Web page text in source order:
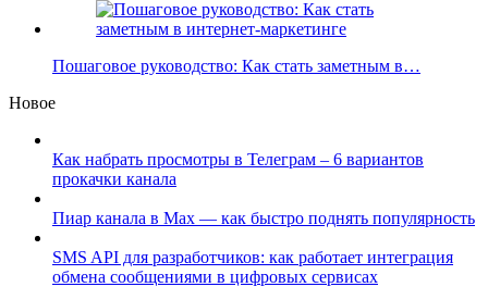
Пошаговое руководство: Как стать заметным в…
Новое
Как набрать просмотры в Телеграм – 6 вариантов
прокачки канала
Пиар канала в Max — как быстро поднять популярность
SMS API для разработчиков: как работает интеграция
обмена сообщениями в цифровых сервисах